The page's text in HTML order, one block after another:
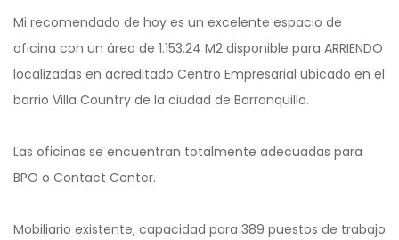
Mi recomendado de hoy es un excelente espacio de
oficina con un área de 1.153.24 M2 disponible para ARRIENDO
localizadas en acreditado Centro Empresarial ubicado en el
barrio Villa Country de la ciudad de Barranquilla.
Las oficinas se encuentran totalmente adecuadas para
BPO o Contact Center.
Mobiliario existente, capacidad para 389 puestos de trabajo